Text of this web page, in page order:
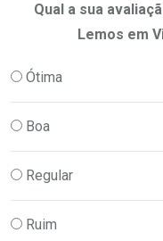
Qual a sua
Lemos em
Ótima
Boa
Regular
Ruim